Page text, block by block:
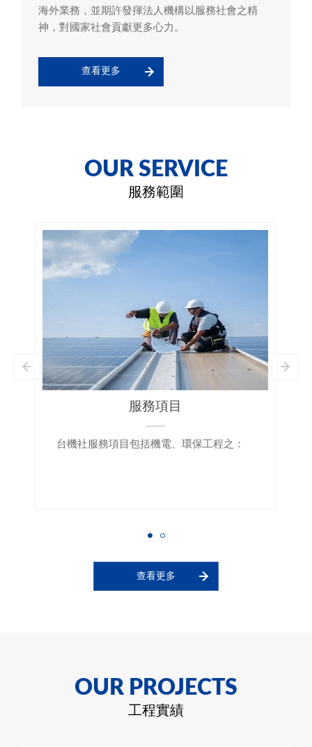
海外業務，並期許發揮法人機構以服務社會之精
神，對國家社會貢獻更多心力。
查看更多
OUR SERVICE
服務範圍
工程範圍
工程範圍包括：
查看更多
OUR PROJECTS
工程實績